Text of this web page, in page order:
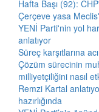
Hafta Başı (92):
Çerçeve yasa
YENİ Parti'nin yol
anlatıyor
Süreç karşıtlarına
Çözüm sürecinin
milliyetçiliğini nasıl
Remzi Kartal
hazırlığında